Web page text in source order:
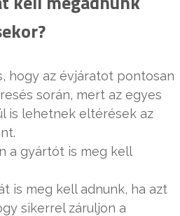
hogy az évjáratot pontosan
során, mert az egyes
is lehetnek eltérések az
a gyártót is meg kell
is meg kell adnunk, ha azt
sikerrel záruljon a